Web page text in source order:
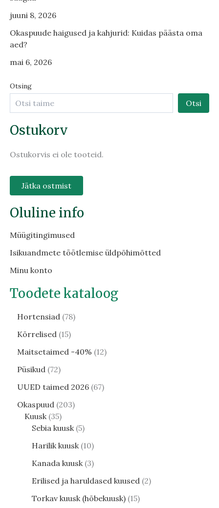
juuni 8, 2026
Okaspuude haigused ja kahjurid: Kuidas päästa oma
aed?
mai 6, 2026
Otsing
Otsi
Ostukorv
Ostukorvis ei ole tooteid.
Jätka ostmist
Oluline info
Müügitingimused
Isikuandmete töötlemise üldpõhimõtted
Minu konto
Toodete kataloog
Hortensiad 78
Kõrrelised 15
Maitsetaimed -40% 12
Püsikud 72
UUED taimed 2026 67
Okaspuud 203
Kuusk 35
Sebia kuusk 5
Harilik kuusk 10
Kanada kuusk 3
Erilised ja haruldased kuused 2
Torkav kuusk (hõbekuusk) 15